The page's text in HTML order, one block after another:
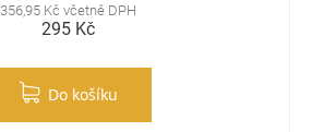
356,95 Kč včetně DPH
295 Kč
Do košíku